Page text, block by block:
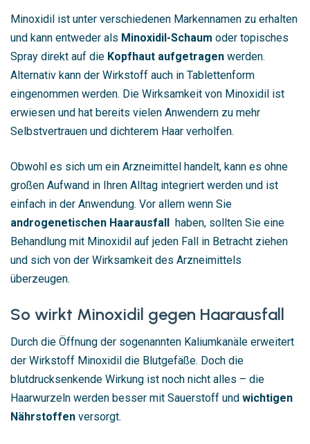
Minoxidil ist unter verschiedenen Markennamen zu erhalten
und kann entweder als Minoxidil-Schaum oder topisches
Spray direkt auf die Kopfhaut aufgetragen werden.
Alternativ kann der Wirkstoff auch in Tablettenform
eingenommen werden. Die Wirksamkeit von Minoxidil ist
erwiesen und hat bereits vielen Anwendern zu mehr
Selbstvertrauen und dichterem Haar verholfen.
Obwohl es sich um ein Arzneimittel handelt, kann es ohne
großen Aufwand in Ihren Alltag integriert werden und ist
einfach in der Anwendung. Vor allem wenn Sie
androgenetischen Haarausfall haben, sollten Sie eine
Behandlung mit Minoxidil auf jeden Fall in Betracht ziehen
und sich von der Wirksamkeit des Arzneimittels
überzeugen.
So wirkt Minoxidil gegen Haarausfall
Durch die Öffnung der sogenannten Kaliumkanäle erweitert
der Wirkstoff Minoxidil die Blutgefäße. Doch die
blutdrucksenkende Wirkung ist noch nicht alles – die
Haarwurzeln werden besser mit Sauerstoff und wichtigen
Nährstoffen versorgt.